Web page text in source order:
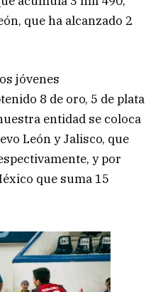
que ha alcanzado 2
jóvenes
8 de oro, 5 de plata
entidad se coloca
León y Jalisco, que
y por
que suma 15